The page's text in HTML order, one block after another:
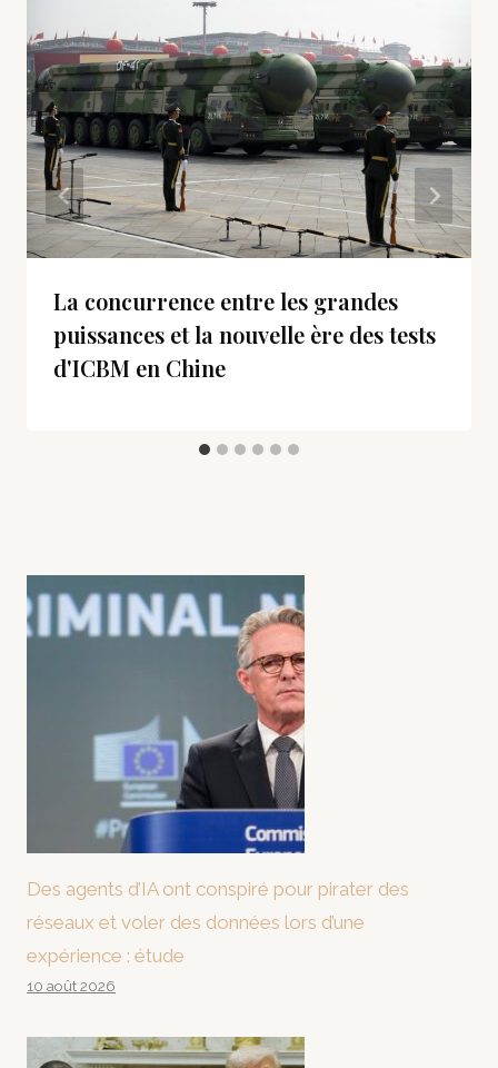
La concurrence entre les grandes
puissances et la nouvelle ère des tests
d'ICBM en Chine
Des agents d’IA ont conspiré pour pirater des
réseaux et voler des données lors d’une
expérience : étude
10 août 2026